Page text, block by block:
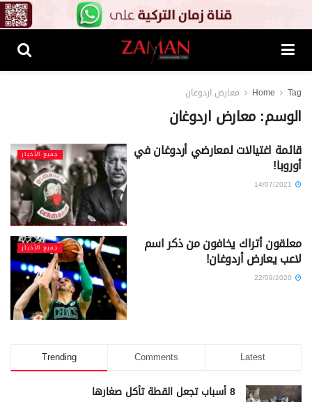
Home Tag معارض اردوغان
الوسم:معارض اردوغان
جميع الأخبار قائمة اغتيالات لمعارضي أردوغان في
أوروبا!
جميع الأخبار معلقون أتراك يخافون من ذكر اسم
لاعب يعارض أردوغان!
Trending Comments Latest
8 أسباب تجعل القطة تأكل صغارها